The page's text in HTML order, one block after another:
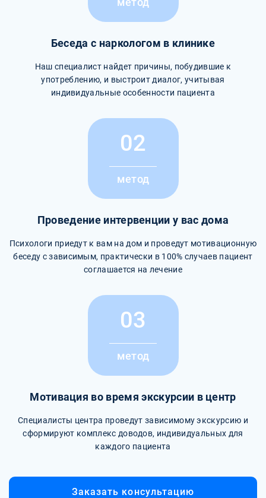
Беседа с наркологом в клинике
Наш специалист найдет причины, побудившие к
употреблению, и выстроит диалог, учитывая
индивидуальные особенности пациента
02
метод
Проведение интервенции у вас дома
Психологи приедут к вам на дом и проведут мотивационную
беседу с зависимым, практически в 100% случаев пациент
соглашается на лечение
03
метод
Мотивация во время экскурсии в центр
Специалисты центра проведут зависимому экскурсию и
сформируют комплекс доводов, индивидуальных для
каждого пациента
Заказать консультацию